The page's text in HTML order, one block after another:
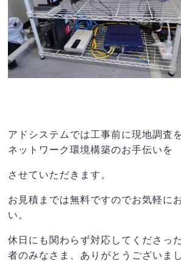
アドシステムでは工事前に現地調査
ネットワーク環境構築のお手伝いを
させていただきます。
お見積までは無料ですのでお気軽に
い。
休日にも関わらず対応してくださっ
者のみなさま、ありがとうございまし